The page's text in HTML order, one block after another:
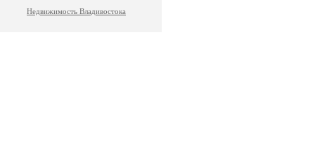
Недвижимость Владивостока